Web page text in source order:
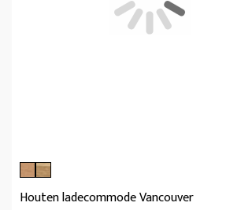
Houten ladecommode Vancouver